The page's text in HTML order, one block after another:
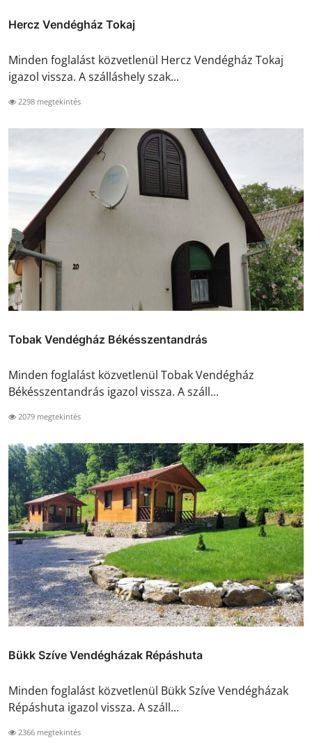
Hercz Vendégház Tokaj
Minden foglalást közvetlenül Hercz Vendégház Tokaj
igazol vissza. A szálláshely szak...
2298 megtekintés
Tobak Vendégház Békésszentandrás
Minden foglalást közvetlenül Tobak Vendégház
Békésszentandrás igazol vissza. A száll...
2079 megtekintés
Bükk Szíve Vendégházak Répáshuta
Minden foglalást közvetlenül Bükk Szíve Vendégházak
Répáshuta igazol vissza. A száll...
2366 megtekintés